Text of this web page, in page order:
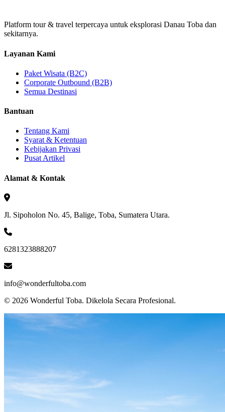
Platform tour & travel terpercaya untuk eksplorasi Danau Toba dan
sekitarnya.
Layanan Kami
Paket Wisata (B2C)
Corporate Outbound (B2B)
Semua Destinasi
Bantuan
Tentang Kami
Syarat & Ketentuan
Kebijakan Privasi
Pusat Artikel
Alamat & Kontak
Jl. Sipoholon No. 45, Balige, Toba, Sumatera Utara.
6281323888207
info@wonderfultoba.com
© 2026 Wonderful Toba. Dikelola Secara Profesional.